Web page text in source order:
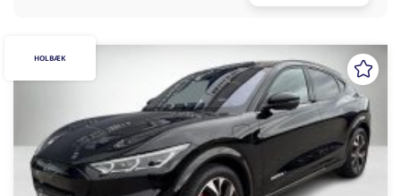
HOLBÆK